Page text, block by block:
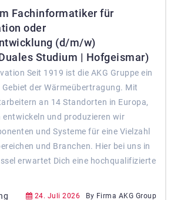
Fachinformatiker für
oder
(d/m/w)
Studium | Hofgeismar)
Seit 1919 ist die AKG Gruppe ein
der Wärmeübertragung. Mit
an 14 Standorten in Europa,
entwickeln und produzieren wir
und Systeme für eine Vielzahl
und Branchen. Hier bei uns in
erwartet Dich eine hochqualifizierte
24. Juli 2026 By Firma AKG Group